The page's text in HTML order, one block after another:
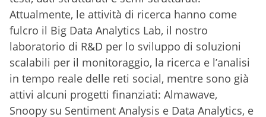
Attualmente, le attività di ricerca hanno come
fulcro il Big Data Analytics Lab, il nostro
laboratorio di R&D per lo sviluppo di soluzioni
scalabili per il monitoraggio, la ricerca e l’analisi
in tempo reale delle reti social, mentre sono già
attivi alcuni progetti finanziati: Almawave,
Snoopy su Sentiment Analysis e Data Analytics, e